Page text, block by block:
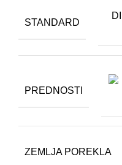
STANDARD
PREDNOSTI
ZEMLJA POREKLA